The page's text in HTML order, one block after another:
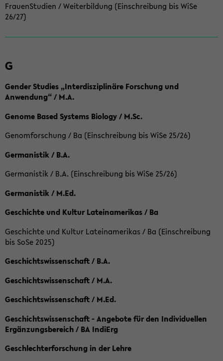
FrauenStudien / Weiterbildung (Einschreibung bis WiSe
26/27)
G
Gender Studies „Interdisziplinäre Forschung und
Anwendung“ / M.A.
Genome Based Systems Biology / M.Sc.
Genomforschung / Ba (Einschreibung bis WiSe 25/26)
Germanistik / B.A.
Germanistik / B.A. (Einschreibung bis WiSe 25/26)
Germanistik / M.Ed.
Geschichte und Kultur Lateinamerikas / Ba
Geschichte und Kultur Lateinamerikas / Ba (Einschreibung
bis SoSe 2025)
Geschichtswissenschaft / B.A.
Geschichtswissenschaft / M.A.
Geschichtswissenschaft / M.Ed.
Geschichtswissenschaft - Angebote für den Individuellen
Ergänzungsbereich / BA IndiErg
Geschlechterforschung in der Lehre